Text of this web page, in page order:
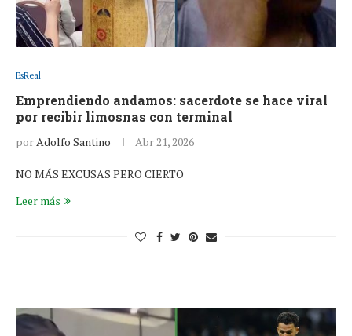
EsReal
Emprendiendo andamos: sacerdote se hace viral
por recibir limosnas con terminal
porAdolfo Santino Abr 21, 2026
NO MÁS EXCUSAS PERO CIERTO
Leer más